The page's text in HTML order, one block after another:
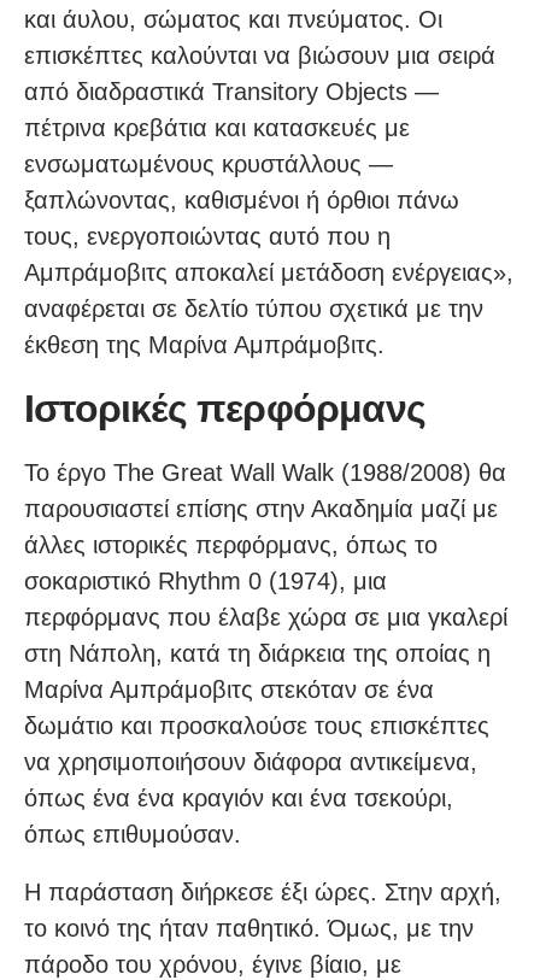
και άυλου, σώματος και πνεύματος. Οι
επισκέπτες καλούνται να βιώσουν μια σειρά
από διαδραστικά Transitory Objects —
πέτρινα κρεβάτια και κατασκευές με
ενσωματωμένους κρυστάλλους —
ξαπλώνοντας, καθισμένοι ή όρθιοι πάνω
τους, ενεργοποιώντας αυτό που η
Αμπράμοβιτς αποκαλεί μετάδοση ενέργειας»,
αναφέρεται σε δελτίο τύπου σχετικά με την
έκθεση της Μαρίνα Αμπράμοβιτς.
Ιστορικές περφόρμανς
Το έργο The Great Wall Walk (1988/2008) θα
παρουσιαστεί επίσης στην Ακαδημία μαζί με
άλλες ιστορικές περφόρμανς, όπως το
σοκαριστικό Rhythm 0 (1974), μια
περφόρμανς που έλαβε χώρα σε μια γκαλερί
στη Νάπολη, κατά τη διάρκεια της οποίας η
Μαρίνα Αμπράμοβιτς στεκόταν σε ένα
δωμάτιο και προσκαλούσε τους επισκέπτες
να χρησιμοποιήσουν διάφορα αντικείμενα,
όπως ένα ένα κραγιόν και ένα τσεκούρι,
όπως επιθυμούσαν.
Η παράσταση διήρκεσε έξι ώρες. Στην αρχή,
το κοινό της ήταν παθητικό. Όμως, με την
πάροδο του χρόνου, έγινε βίαιο, με